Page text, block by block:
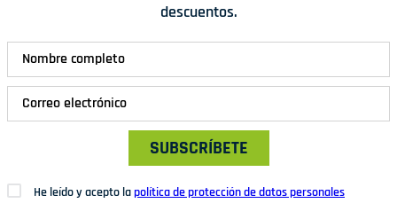
descuentos.
SUBSCRÍBETE
He leído y acepto lapolítica de protección de datos personales